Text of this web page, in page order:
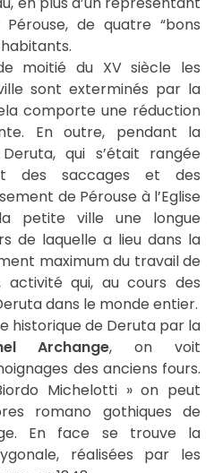
de quatre “bons
moitié du XV siècle les
sont exterminés par la
comporte une réduction
En outre, pendant la
qui s’était rangée
des saccages et des
de Pérouse à l’Eglise
petite ville une longue
de laquelle a lieu dans la
maximum du travail de
activité qui, au cours des
dans le monde entier.
historique de Deruta par la
Archange, on voit
des anciens fours.
Michelotti » on peut
romano gothiques de
En face se trouve la
réalisées par les